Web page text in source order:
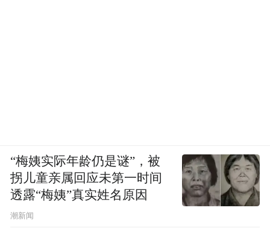
“梅姨实际年龄仍是谜”，被
拐儿童亲属回应未第一时间
透露“梅姨”真实姓名原因
潮新闻